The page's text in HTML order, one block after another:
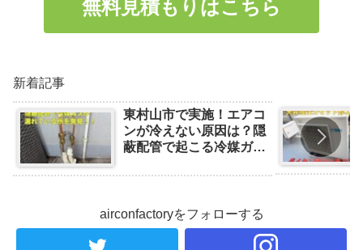
無料見積もりはこちら
新着記事
東村山市で実施！エアコ
ンが冷えない原因は？隠
蔽配管で起こる冷媒ガス
airconfactoryをフォローする